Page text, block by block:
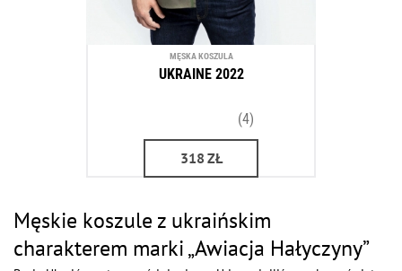
MĘSKA KOSZULA
UKRAINE 2022
(4)
318 ZŁ
Męskie koszule z ukraińskim
charakterem marki „Awiacja Hałyczyny”